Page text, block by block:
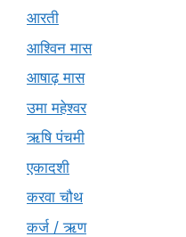
आरती
आश्विन मास
आषाढ़ मास
उमा महेश्वर
ऋषि पंचमी
एकादशी
करवा चौथ
कर्ज / ऋण